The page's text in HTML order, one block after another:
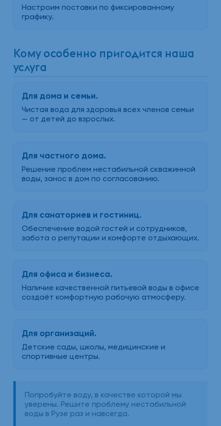
Настроим поставки по фиксированному
графику.
Кому особенно пригодится наша
услуга
Для дома и семьи.
Чистая вода для здоровья всех членов семьи
— от детей до взрослых.
Для частного дома.
Решение проблем нестабильной скважинной
воды, занос в дом по согласованию.
Для санаториев и гостиниц.
Обеспечение водой гостей и сотрудников,
забота о репутации и комфорте отдыхающих.
Для офиса и бизнеса.
Наличие качественной питьевой воды в офисе
создаёт комфортную рабочую атмосферу.
Для организаций.
Детские сады, школы, медицинские и
спортивные центры.
Попробуйте воду, в качестве которой мы
уверены. Решите проблему нестабильной
воды в Рузе раз и навсегда.